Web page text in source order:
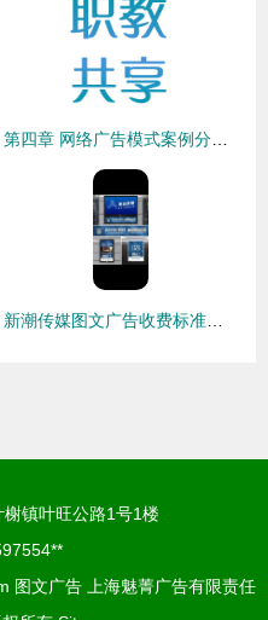
镇叶旺公路1号1楼
图文广告
上海魅菁广告有限责任